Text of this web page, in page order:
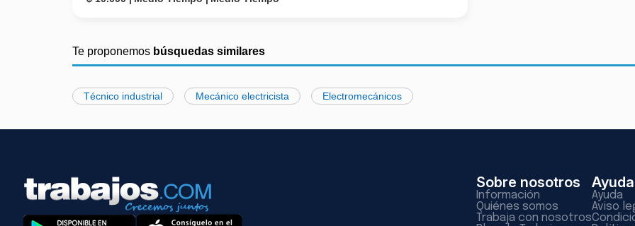
Te proponemos búsquedas similares
Técnico industrial Mecánico electricista Electromecánicos
Sobre nosotros
Información
Quiénes somos
Trabaja con nosotros
Ayuda
Ayuda
Aviso